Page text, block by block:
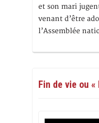
et son mari
venant d’être
l’Assemblée
Fin de vie ou